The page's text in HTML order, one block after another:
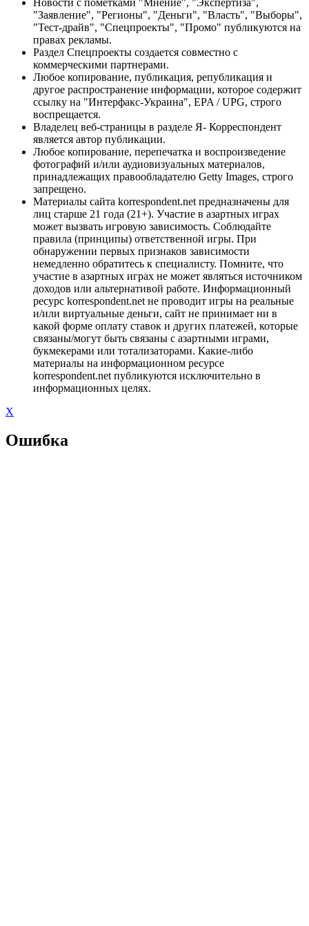
"Заявление", "Регионы", "Деньги", "Власть", "Выборы",
"Тест-драйв", "Спецпроекты", "Промо" публикуются на
правах рекламы.
Раздел Спецпроекты создается совместно с
коммерческими партнерами.
Любое копирование, публикация, републикация и
другое распространение информации, которое содержит
ссылку на "Интерфакс-Украина", EPA / UPG, строго
воспрещается.
Владелец веб-страницы в разделе Я- Корреспондент
является автор публикации.
Любое копирование, перепечатка и воспроизведение
фотографий и/или аудиовизуальных материалов,
принадлежащих правообладателю Getty Images, строго
запрещено.
Материалы сайта korrespondent.net предназначены для
лиц старше 21 года (21+). Участие в азартных играх
может вызвать игровую зависимость. Соблюдайте
правила (принципы) ответственной игры. При
обнаружении первых признаков зависимости
немедленно обратитесь к специалисту. Помните, что
участие в азартных играх не может являться источником
доходов или альтернативой работе. Информационный
ресурс korrespondent.net не проводит игры на реальные
и/или виртуальные деньги, сайт не принимает ни в
какой форме оплату ставок и других платежей, которые
связаны/могут быть связаны с азартными играми,
букмекерами или тотализаторами. Какие-либо
материалы на информационном ресурсе
korrespondent.net публикуются исключительно в
информационных целях.
X
Ошибка